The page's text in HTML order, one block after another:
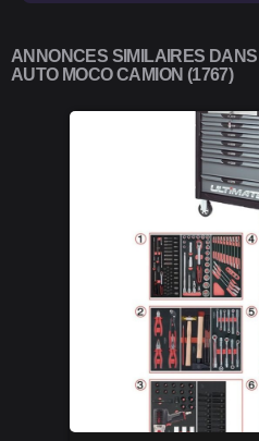
ANNONCES SIMILAIRES
AUTO MOCO CAMION (1767)